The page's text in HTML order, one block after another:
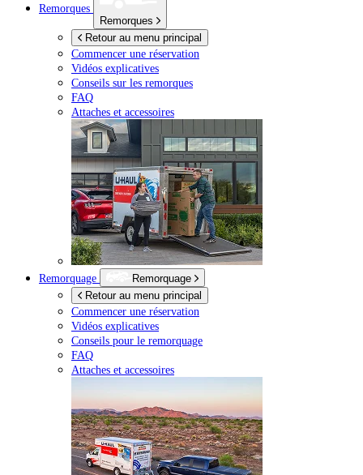
Remorques
Remorques
Retour au menu principal
Commencer une réservation
Vidéos explicatives
Conseils sur les remorques
FAQ
Attaches et accessoires
Remorquage
Remorquage
Retour au menu principal
Commencer une réservation
Vidéos explicatives
Conseils pour le remorquage
FAQ
Attaches et accessoires